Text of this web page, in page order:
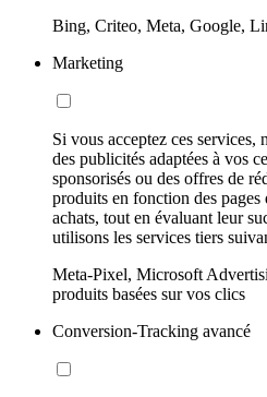
Bing, Criteo, Meta, Google,
Marketing
Si vous acceptez ces services,
des publicités adaptées à vos
sponsorisés ou des offres de
produits en fonction des
achats, tout en évaluant leur
utilisons les services tiers
Meta-Pixel, Microsoft
produits basées sur vos clics
Conversion-Tracking avancé